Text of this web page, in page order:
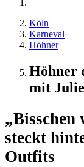
Köln
Karneval
Höhner
Höhner
mit
„Bisschen
steckt
Outfits